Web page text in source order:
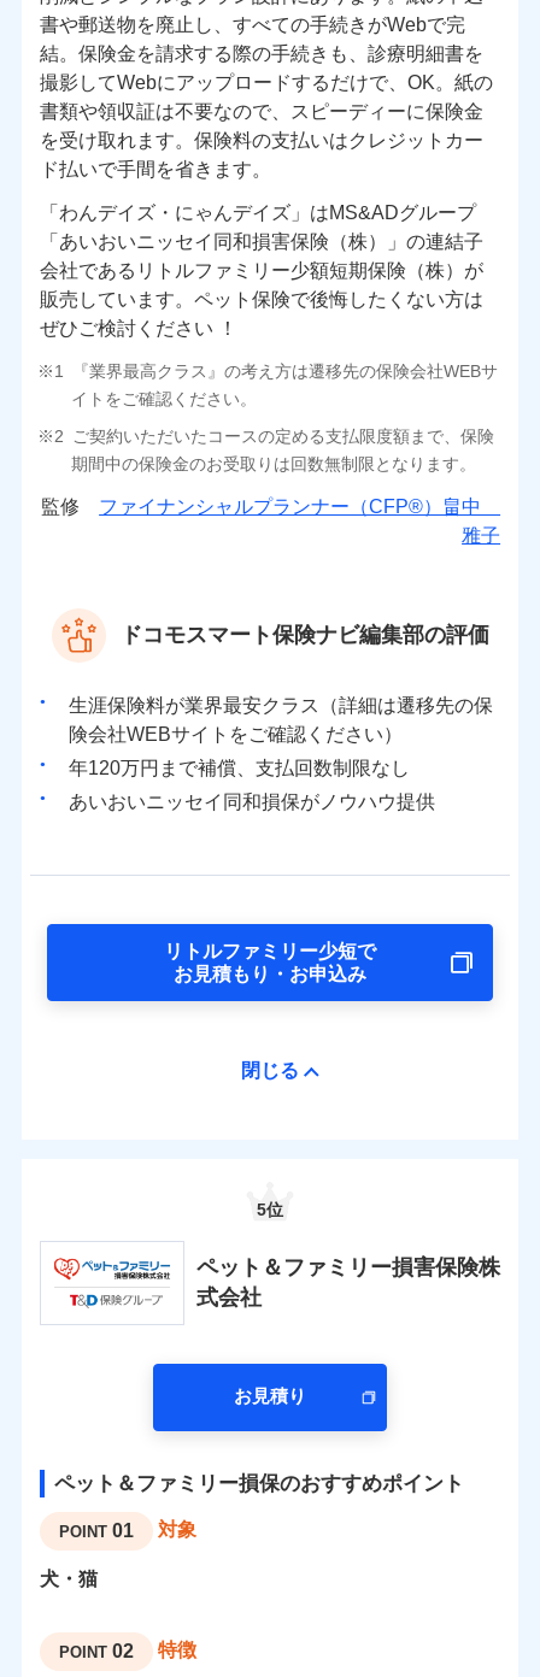
書や郵送物を廃止し、すべての手続きがWebで完
結。保険金を請求する際の手続きも、診療明細書を
撮影してWebにアップロードするだけで、OK。紙の
書類や領収証は不要なので、スピーディーに保険金
を受け取れます。保険料の支払いはクレジットカー
ド払いで手間を省きます。
「わんデイズ・にゃんデイズ」はMS&ADグループ
「あいおいニッセイ同和損害保険（株）」の連結子
会社であるリトルファミリー少額短期保険（株）が
販売しています。ペット保険で後悔したくない方は
ぜひご検討ください ！
『業界最高クラス』の考え方は遷移先の保険会社WEBサ
イトをご確認ください。
ご契約いただいたコースの定める支払限度額まで、保険
期間中の保険金のお受取りは回数無制限となります。
監修 ファイナンシャルプランナー（CFP®）畠中
雅子
ドコモスマート保険ナビ編集部の評価
生涯保険料が業界最安クラス（詳細は遷移先の保
険会社WEBサイトをご確認ください）
年120万円まで補償、支払回数制限なし
あいおいニッセイ同和損保がノウハウ提供
閉じる
リトルファミリー少短で
お見積もり・お申込み
5位
ペット＆ファミリー損害保険株
式会社
お見積り
ペット＆ファミリー損保のおすすめポイント
POINT 01 対象
犬・猫
POINT 02 特徴